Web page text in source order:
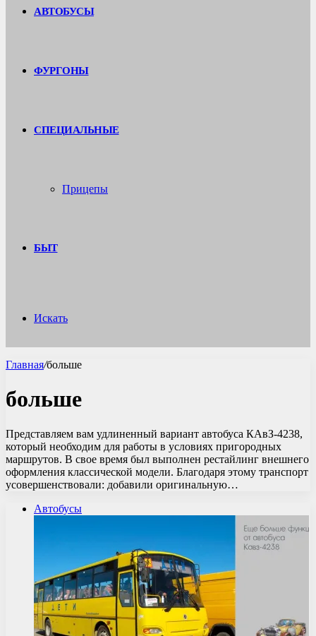
АВТОБУСЫ
ФУРГОНЫ
СПЕЦИАЛЬНЫЕ
Прицепы
БЫТ
Искать
Главная/больше
больше
Представляем вам удлиненный вариант автобуса КАвЗ-4238,
который необходим для работы в условиях пригородных
маршрутов. В свое время был выполнен рестайлинг внешнего
оформления классической модели. Благодаря этому транспорт
усовершенствовали: добавили оригинальную…
Автобусы